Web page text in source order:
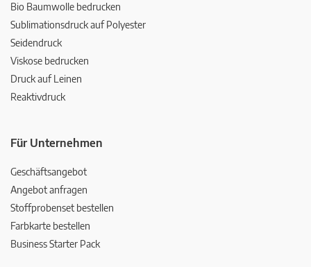
Bio Baumwolle bedrucken
Sublimationsdruck auf Polyester
Seidendruck
Viskose bedrucken
Druck auf Leinen
Reaktivdruck
Für Unternehmen
Geschäftsangebot
Angebot anfragen
Stoffprobenset bestellen
Farbkarte bestellen
Business Starter Pack